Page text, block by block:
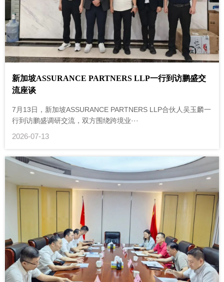
新加坡ASSURANCE PARTNERS LLP一行到访鹏盛交
流座谈
7月13日，新加坡ASSURANCE PARTNERS LLP合伙人吴玉麟一
行到访鹏盛调研交流，双方围绕跨境业···
2026-07-13